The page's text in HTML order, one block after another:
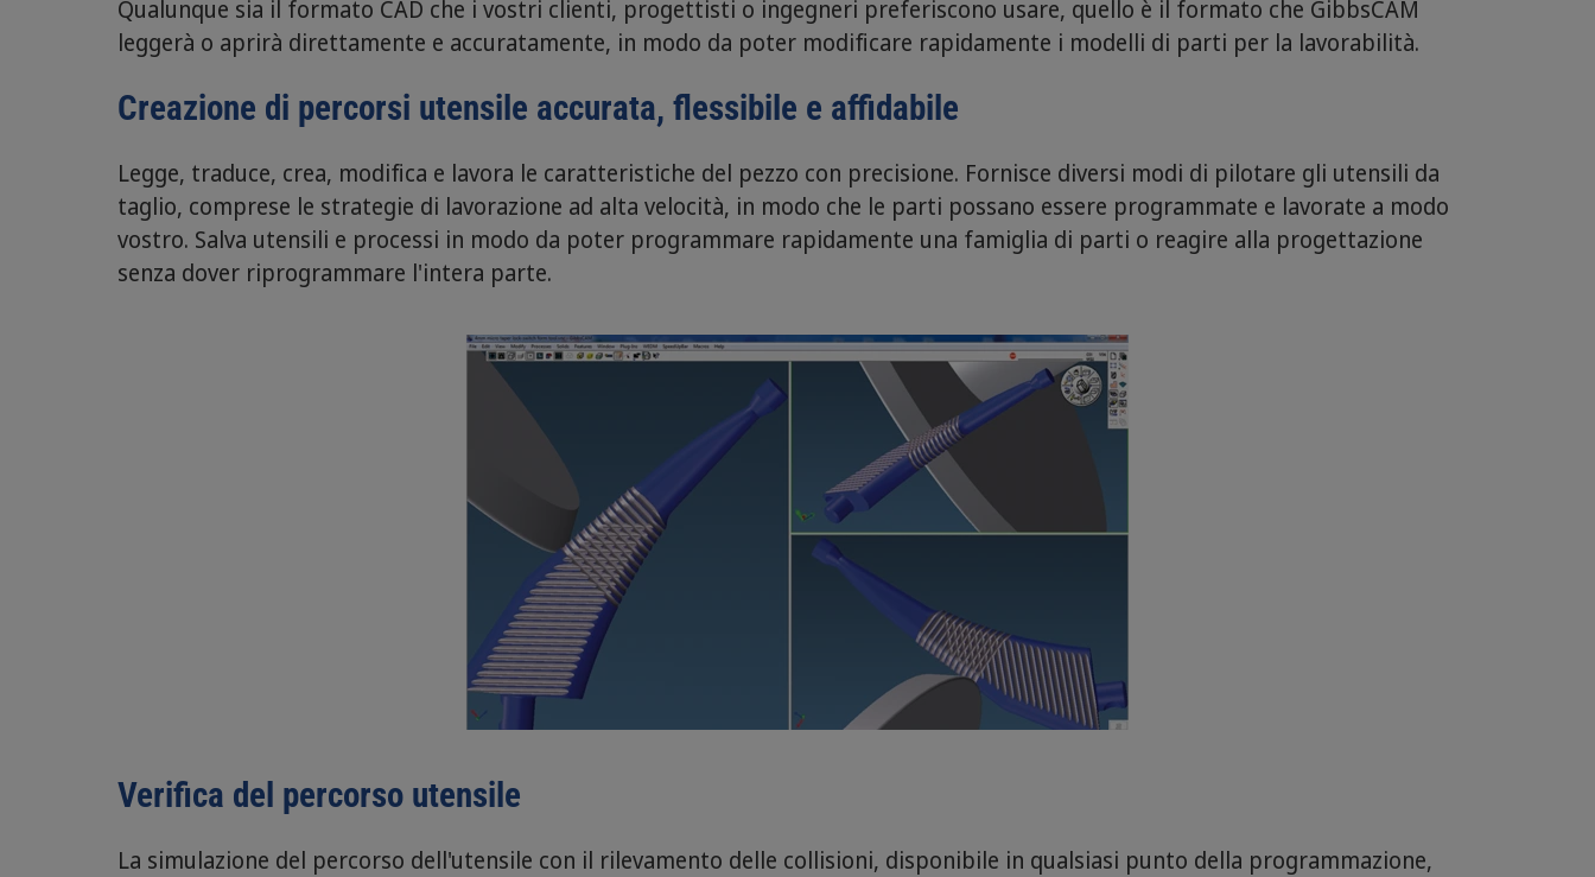
Qualunque sia il formato CAD che i vostri clienti, progettisti o ingegneri preferiscono usare, quello è il formato che GibbsCAM
leggerà o aprirà direttamente e accuratamente, in modo da poter modificare rapidamente i modelli di parti per la lavorabilità.
Creazione di percorsi utensile accurata, flessibile e affidabile
Legge, traduce, crea, modifica e lavora le caratteristiche del pezzo con precisione. Fornisce diversi modi di pilotare gli utensili da
taglio, comprese le strategie di lavorazione ad alta velocità, in modo che le parti possano essere programmate e lavorate a modo
vostro. Salva utensili e processi in modo da poter programmare rapidamente una famiglia di parti o reagire alla progettazione
senza dover riprogrammare l'intera parte.
Verifica del percorso utensile
La simulazione del percorso dell'utensile con il rilevamento delle collisioni, disponibile in qualsiasi punto della programmazione,